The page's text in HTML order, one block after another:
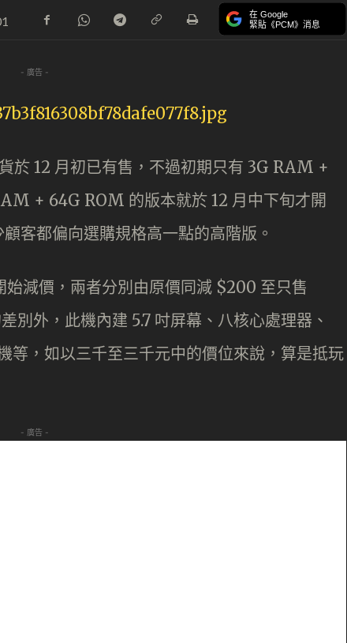
在 Google
緊貼《PCM》消息
- 廣告 -
12 月初已有售，不過初期只有 3G RAM +
+ 64G ROM 的版本就於 12 月中下旬才開
客都偏向選購規格高一點的高階版。
減價，兩者分別由原價同減 $200 至只售
外，此機內建 5.7 吋屏幕、八核心處理器、
等，如以三千至三千元中的價位來說，算是抵玩
- 廣告 -